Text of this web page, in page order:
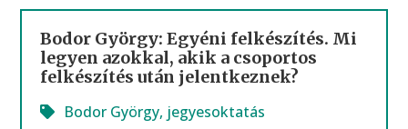
Bodor György: Egyéni felkészítés. Mi
legyen azokkal, akik a csoportos
felkészítés után jelentkeznek?
Bodor György, jegyesoktatás